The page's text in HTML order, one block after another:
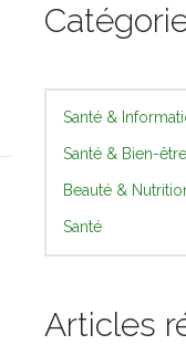
Santé &
Santé & Bien-être
Beauté &
Santé
Articles